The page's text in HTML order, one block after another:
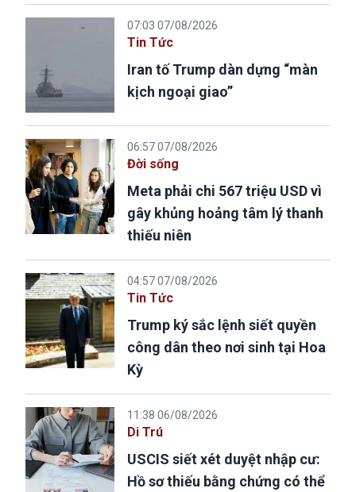
07:03 07/08/2026
Tin Tức
Iran tố Trump dàn dựng “màn
kịch ngoại giao”
06:57 07/08/2026
Đời sống
Meta phải chi 567 triệu USD vì
gây khủng hoảng tâm lý thanh
thiếu niên
04:57 07/08/2026
Tin Tức
Trump ký sắc lệnh siết quyền
công dân theo nơi sinh tại Hoa
Kỳ
11:38 06/08/2026
Di Trú
USCIS siết xét duyệt nhập cư:
Hồ sơ thiếu bằng chứng có thể